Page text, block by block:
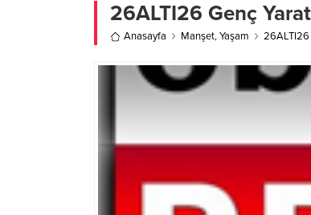
26ALTI26 Genç
Anasayfa Manşet,Yaşam 26ALTI26